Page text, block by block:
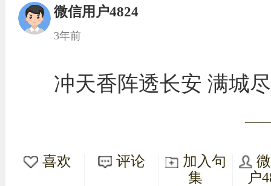
微信用户4824
3年前
冲天香阵透长安 满城
喜欢 评论
加入句
集
户